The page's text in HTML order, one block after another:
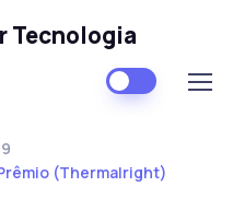
Tecnologia
(Thermalright)